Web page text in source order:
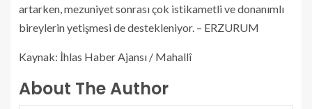
artarken, mezuniyet sonrası çok istikametli ve donanımlı
bireylerin yetişmesi de destekleniyor. – ERZURUM
Kaynak: İhlas Haber Ajansı / Mahallî
About The Author